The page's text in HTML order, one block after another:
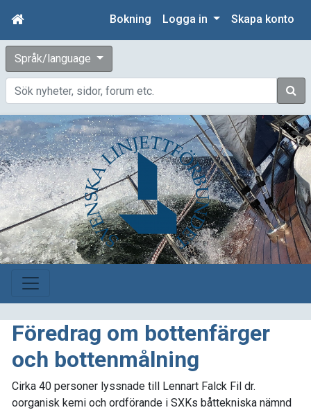
Bokning Logga in Skapa konto
Språk/language
Sök
Föredrag om bottenfärger
och bottenmålning
Cirka 40 personer lyssnade till Lennart Falck Fil dr.
oorganisk kemi och ordförande i SXKs båttekniska nämnd